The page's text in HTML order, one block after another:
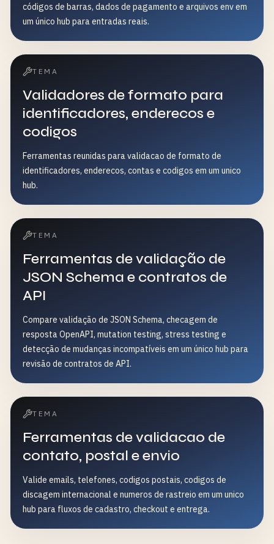
códigos de barras, dados de pagamento e arquivos env em
um único hub para entradas reais.
TEMA
Validadores de formato para
identificadores, enderecos e
codigos
Ferramentas reunidas para validacao de formato de
identificadores, enderecos, contas e codigos em um unico
hub.
TEMA
Ferramentas de validação de
JSON Schema e contratos de
API
Compare validação de JSON Schema, checagem de
resposta OpenAPI, mutation testing, stress testing e
detecção de mudanças incompatíveis em um único hub para
revisão de contratos de API.
TEMA
Ferramentas de validacao de
contato, postal e envio
Valide emails, telefones, codigos postais, codigos de
discagem internacional e numeros de rastreio em um unico
hub para fluxos de cadastro, checkout e entrega.